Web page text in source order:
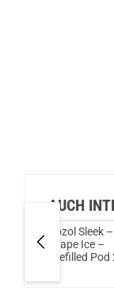
AUCH
Vozol Sleek –
Grape Ice –
Prefilled Pod